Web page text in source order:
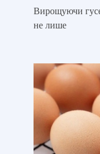
Вирощуючи
не лише